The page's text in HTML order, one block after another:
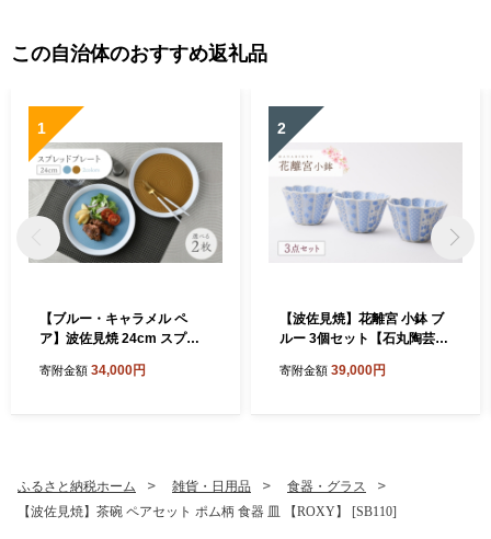
この自治体のおすすめ返礼品
1
【ブルー・キャラメル ペ
ア】波佐見焼 24cm スプレ
55]
寄附金額 34,000円
2
【波佐見焼】花離宮 小鉢 ブ
ルー 3個セット【石丸陶芸】
寄附金額 39,000円
ふるさと納税ホーム 雑貨・日用品
食器・グラス
【波佐見焼】茶碗 ペアセット ポム柄 食器 皿 【ROXY】 [SB110]